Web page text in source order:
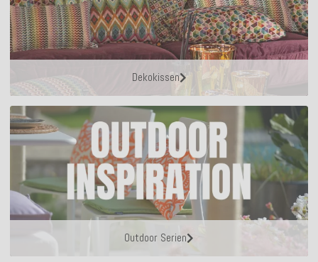
Dekokissen
Outdoor Serien